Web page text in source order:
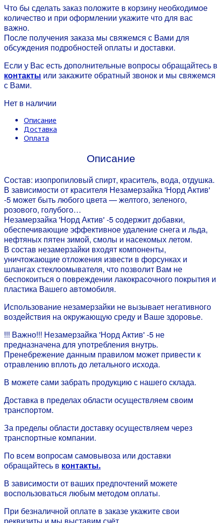
Что бы сделать заказ положите в корзину необходимое
количество и при оформлении укажите что для вас
важно.
После получения заказа мы свяжемся с Вами для
обсуждения подробностей оплаты и доставки.
Если у Вас есть дополнительные вопросы обращайтесь в
контакты или закажите обратный звонок и мы свяжемся
с Вами.
Нет в наличии
Описание
Доставка
Оплата
Описание
Состав: изопропиловый спирт, краситель, вода, отдушка.
В зависимости от красителя Незамерзайка 'Норд Актив'
-5 может быть любого цвета — желтого, зеленого,
розового, голубого…
Незамерзайка 'Норд Актив' -5 cодержит добавки,
обеспечивающие эффективное удаление снега и льда,
нефтяных пятен зимой, смолы и насекомых летом.
В состав незамерзайки входят компоненты,
уничтожающие отложения извести в форсунках и
шлангах стеклоомывателя, что позволит Вам не
беспокоиться о повреждении лакокрасочного покрытия и
пластика Вашего автомобиля.
Использование незамерзайки не вызывает негативного
воздействия на окружающую среду и Ваше здоровье.
!!! Важно!!! Незамерзайка 'Норд Актив' -5 не
предназначена для употребления внутрь.
Пренебрежение данным правилом может привести к
отравлению вплоть до летального исхода.
В можете сами забрать продукцию с нашего склада.
Доставка в пределах области осуществляем своим
транспортом.
За пределы области доставку осуществляем через
транспортные компании.
По всем вопросам самовывоза или доставки
обращайтесь в контакты.
В зависимости от ваших предпочтений можете
воспользоваться любым методом оплаты.
При безналичной оплате в заказе укажите свои
реквизиты и мы выставим счёт.